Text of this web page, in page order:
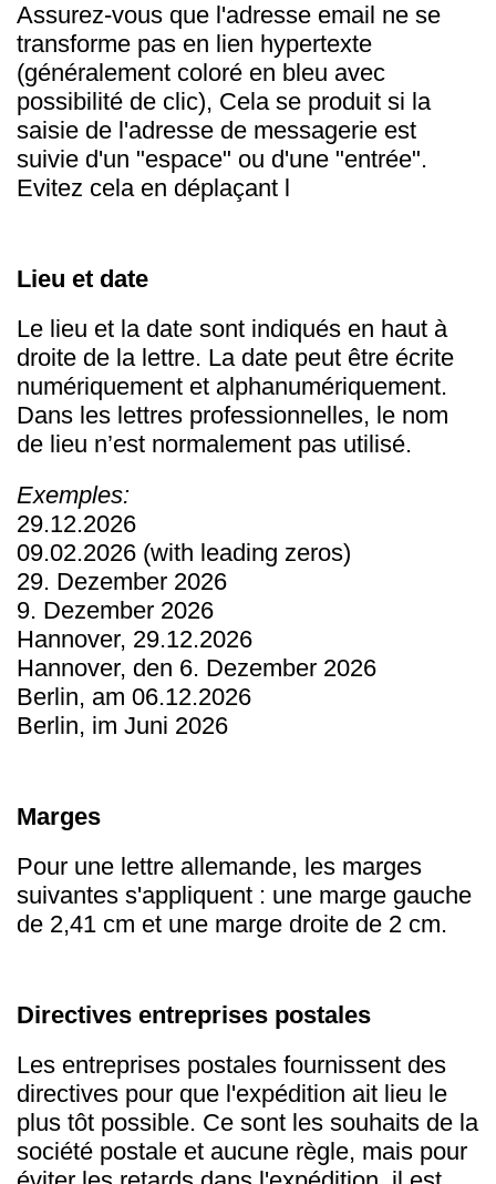
Assurez-vous que l'adresse email ne se
transforme pas en lien hypertexte
(généralement coloré en bleu avec
possibilité de clic), Cela se produit si la
saisie de l'adresse de messagerie est
suivie d'un "espace" ou d'une "entrée".
Evitez cela en déplaçant l
Lieu et date
Le lieu et la date sont indiqués en haut à
droite de la lettre. La date peut être écrite
numériquement et alphanumériquement.
Dans les lettres professionnelles, le nom
de lieu n’est normalement pas utilisé.
Exemples:
29.12.2026
09.02.2026 (with leading zeros)
29. Dezember 2026
9. Dezember 2026
Hannover, 29.12.2026
Hannover, den 6. Dezember 2026
Berlin, am 06.12.2026
Berlin, im Juni 2026
Marges
Pour une lettre allemande, les marges
suivantes s'appliquent : une marge gauche
de 2,41 cm et une marge droite de 2 cm.
Directives entreprises postales
Les entreprises postales fournissent des
directives pour que l'expédition ait lieu le
plus tôt possible. Ce sont les souhaits de la
société postale et aucune règle, mais pour